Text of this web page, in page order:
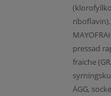
pressad
fraiche
ÄGG,